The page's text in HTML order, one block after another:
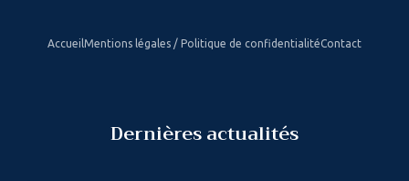
AccueilMentions légales / Politique de confidentialitéContact
Dernières actualités